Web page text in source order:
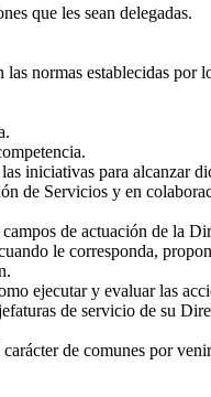
que les sean delegadas.
normas establecidas por
iniciativas para alcanzar
de Servicios y en
de actuación de la
le corresponda,
ejecutar y evaluar las
de servicio de su
de comunes por